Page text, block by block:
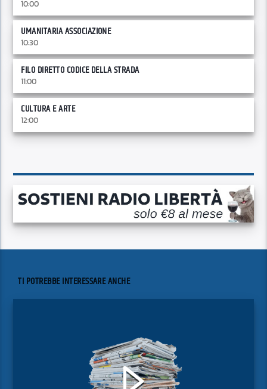
10:00
UMANITARIA ASSOCIAZIONE
10:30
FILO DIRETTO CODICE DELLA STRADA
11:00
CULTURA E ARTE
12:00
TI POTREBBE INTERESSARE ANCHE